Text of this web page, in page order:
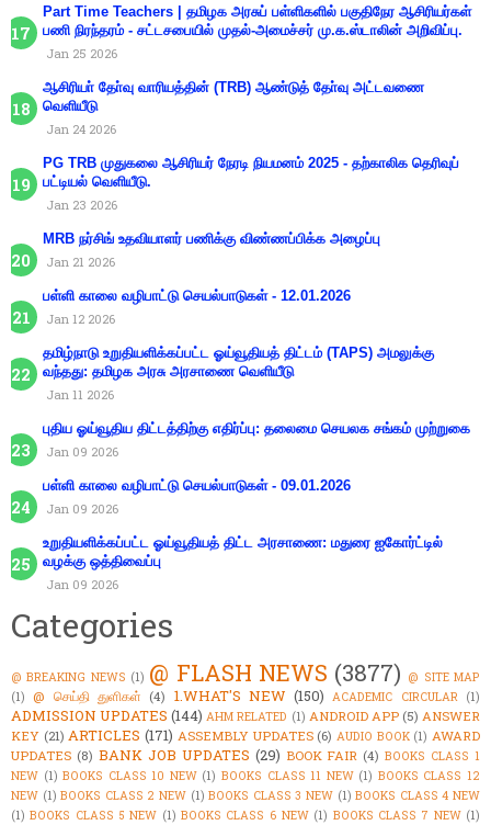
Part Time Teachers | தமிழக அரசுப் பள்ளிகளில் பகுதிநேர ஆசிரியர்கள்
பணி நிரந்தரம் - சட்டசபையில் முதல்-அமைச்சர் மு.க.ஸ்டாலின் அறிவிப்பு.
Jan 25 2026
ஆசிரியா் தோ்வு வாரியத்தின் (TRB) ஆண்டுத் தோ்வு அட்டவணை
வெளியீடு
Jan 24 2026
PG TRB முதுகலை ஆசிரியர் நேரடி நியமனம் 2025 - தற்காலிக தெரிவுப்
பட்டியல் வெளியீடு.
Jan 23 2026
MRB நர்சிங் உதவியாளர் பணிக்கு விண்ணப்பிக்க அழைப்பு
Jan 21 2026
பள்ளி காலை வழிபாட்டு செயல்பாடுகள் - 12.01.2026
Jan 12 2026
தமிழ்நாடு உறுதியளிக்கப்பட்ட ஓய்வூதியத் திட்டம் (TAPS) அமலுக்கு
வந்தது: தமிழக அரசு அரசாணை வெளியீடு
Jan 11 2026
புதிய ஓய்வூதிய திட்டத்திற்கு எதிர்ப்பு: தலைமை செயலக சங்கம் முற்றுகை
Jan 09 2026
பள்ளி காலை வழிபாட்டு செயல்பாடுகள் - 09.01.2026
Jan 09 2026
உறுதியளிக்கப்பட்ட ஓய்வூதியத் திட்ட அரசாணை: மதுரை ஐகோர்ட்டில்
வழக்கு ஒத்திவைப்பு
Jan 09 2026
Categories
@ BREAKING NEWS (1) @ FLASH NEWS (3877) @ SITE MAP
(1) @ செய்தி துளிகள் (4) 1.WHAT'S NEW (150) ACADEMIC CIRCULAR (1)
ADMISSION UPDATES (144) AHM RELATED (1) ANDROID APP (5) ANSWER
KEY (21) ARTICLES (171) ASSEMBLY UPDATES (6) AUDIO BOOK (1) AWARD
UPDATES (8) BANK JOB UPDATES (29) BOOK FAIR (4) BOOKS CLASS 1
NEW (1) BOOKS CLASS 10 NEW (1) BOOKS CLASS 11 NEW (1) BOOKS CLASS 12
NEW (1) BOOKS CLASS 2 NEW (1) BOOKS CLASS 3 NEW (1) BOOKS CLASS 4 NEW
(1) BOOKS CLASS 5 NEW (1) BOOKS CLASS 6 NEW (1) BOOKS CLASS 7 NEW (1)